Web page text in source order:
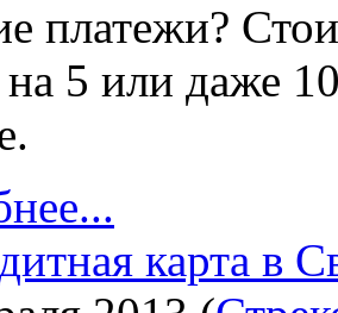
платежи?
5 или даже
карта в